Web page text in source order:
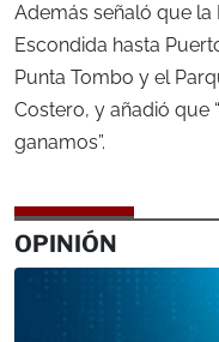
Además señaló que la
Escondida hasta
Punta Tombo y el
Costero, y añadió que
ganamos”.
OPINIÓN